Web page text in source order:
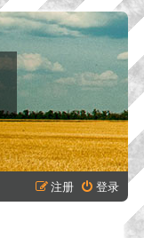
登录
注册